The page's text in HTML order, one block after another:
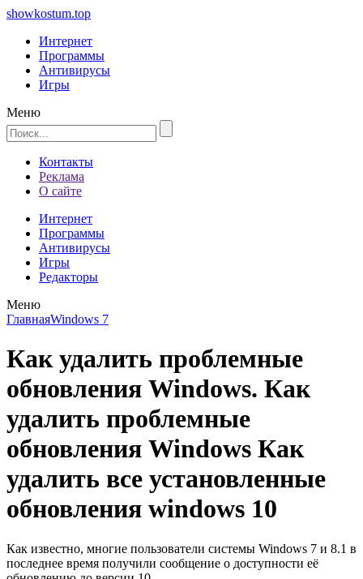
showkostum.top
Интернет
Программы
Антивирусы
Игры
Меню
Контакты
Реклама
О сайте
Интернет
Программы
Антивирусы
Игры
Редакторы
Меню
ГлавнаяWindows 7
Как удалить проблемные
обновления Windows. Как
удалить проблемные
обновления Windows Как
удалить все установленные
обновления windows 10
Как известно, многие пользователи системы Windows 7 и 8.1 в
последнее время получили сообщение о доступности её